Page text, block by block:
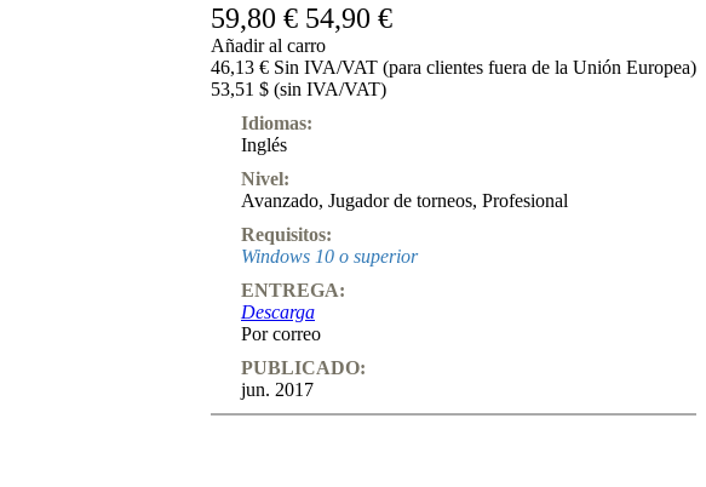
59,80 € 54,90 €
Añadir al carro
46,13 € Sin IVA/VAT (para clientes fuera de la Unión Europea)
53,51 $ (sin IVA/VAT)
Idiomas:
Inglés
Nivel:
Avanzado, Jugador de torneos, Profesional
Requisitos:
Windows 10 o superior
ENTREGA:
Descarga
Por correo
PUBLICADO:
jun. 2017